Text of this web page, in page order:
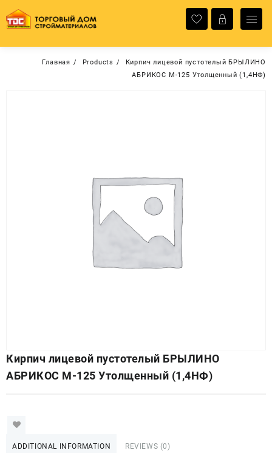
содержимому
Главная Products
Кирпич лицевой пустотелый БРЫЛИНО
АБРИКОС М-125 Утолщенный (1,4НФ)
Кирпич лицевой пустотелый БРЫЛИНО
АБРИКОС М-125 Утолщенный (1,4НФ)
ADDITIONAL INFORMATION REVIEWS (0)